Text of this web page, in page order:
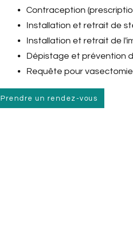
Prendre un rendez-vous
Contraception
Installation et retrait de
Installation et retrait de
Dépistage et prévention
Requête pour vasectomie